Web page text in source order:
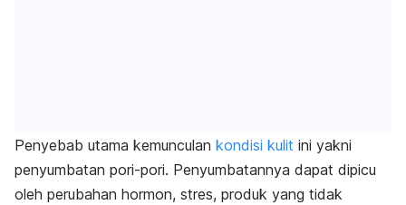
Penyebab utama kemunculan kondisi kulit ini yakni
penyumbatan pori-pori. Penyumbatannya dapat dipicu
oleh perubahan hormon, stres, produk yang tidak